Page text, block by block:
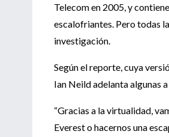
Telecom en 2005, y
escalofriantes. Pero todas
investigación.
Según el reporte, cuya
Ian Neild adelanta algunas a
“Gracias a la virtualidad,
Everest o hacernos una